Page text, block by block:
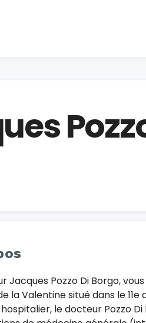
Jacques Pozzo Di Borgo,
la Valentine situé dans le
le docteur Pozzo